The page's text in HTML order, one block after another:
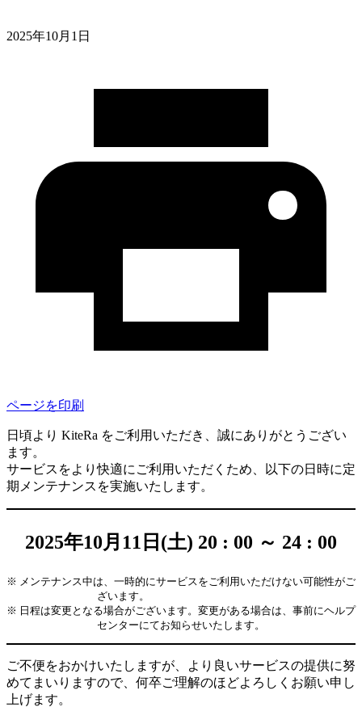
2025年10月1日
ページを印刷
日頃より KiteRa をご利用いただき、誠にありがとうござい
ます。
サービスをより快適にご利用いただくため、以下の日時に定
期メンテナンスを実施いたします。
2025年10月11日(土) 20 : 00 ～ 24 : 00
※ メンテナンス中は、一時的にサービスをご利用いただけない可能性がご
ざいます。
※ 日程は変更となる場合がございます。変更がある場合は、事前にヘルプ
センターにてお知らせいたします。
ご不便をおかけいたしますが、より良いサービスの提供に努
めてまいりますので、何卒ご理解のほどよろしくお願い申し
上げます。